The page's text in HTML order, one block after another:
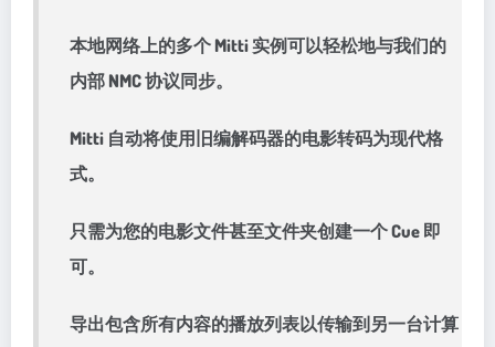
本地网络上的多个 Mitti 实例可以轻松地与我们的
内部 NMC 协议同步。
Mitti 自动将使用旧编解码器的电影转码为现代格
式。
只需为您的电影文件甚至文件夹创建一个 Cue 即
可。
导出包含所有内容的播放列表以传输到另一台计算